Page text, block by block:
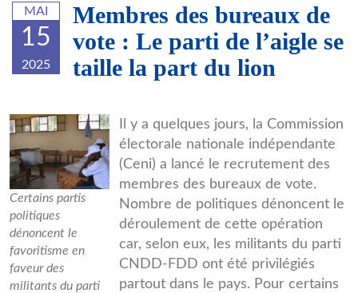
MAI
15
2025
Membres des bureaux de
vote : Le parti de l’aigle se
taille la part du lion
Bureau-
de-
vote-
2.jpg
Certains partis
politiques
dénoncent le
favoritisme en
faveur des
militants du parti
Il y a quelques jours, la Commission
électorale nationale indépendante
(Ceni) a lancé le recrutement des
membres des bureaux de vote.
Nombre de politiques dénoncent le
déroulement de cette opération
car, selon eux, les militants du parti
CNDD-FDD ont été privilégiés
partout dans le pays. Pour certains